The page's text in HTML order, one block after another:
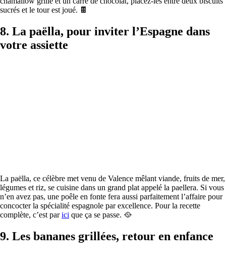
sucrés et le tour est joué. 🍫
8. La paëlla, pour inviter l’Espagne dans
votre assiette
La paëlla, ce célèbre met venu de Valence mêlant viande, fruits de mer,
légumes et riz, se cuisine dans un grand plat appelé la paellera. Si vous
n’en avez pas, une poêle en fonte fera aussi parfaitement l’affaire pour
concocter la spécialité espagnole par excellence. Pour la recette
complète, c’est parici que ça se passe. 🥘
9. Les bananes grillées, retour en enfance